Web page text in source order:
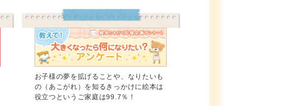
お子様の夢を拡げることや、なりたいも
の（あこがれ）を知るきっかけに絵本は
役立つというご家庭は99.7％！